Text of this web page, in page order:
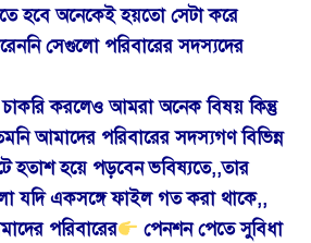
হবে অনেকেই হয়তো সেটা করে
সেগুলো পরিবারের সদস্যদের
করলেও আমরা অনেক বিষয় কিন্তু
আমাদের পরিবারের সদস্যগণ বিভিন্ন
হতাশ হয়ে পড়বেন ভবিষ্যতে,,তার
যদি একসঙ্গে ফাইল গত করা থাকে,,
পরিবারের
পেনশন পেতে সুবিধা